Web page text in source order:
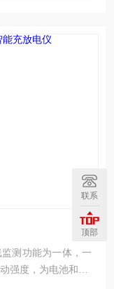
测功能为一体，一
强度，为电池和UP
联系
顶部